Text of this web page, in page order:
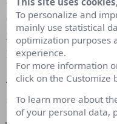
octobre). Les
Zélande sont
DEPRET,Pierrick
– TF1:Reprise
août à 10h20.
Jérôme CHONT et
To personalize and
mainly use statistical
optimization purposes
experience.
For more information
click on the Customize
To learn more about
of your personal data,